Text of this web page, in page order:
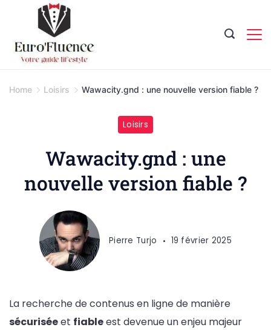
content
Home Loisirs Wawacity.gnd : une nouvelle version fiable ?
Loisirs
Wawacity.gnd : une
nouvelle version fiable ?
Pierre Turjo 19 février 2025
La recherche de contenus en ligne de manière
sécuriséeet fiableest devenue un enjeu majeur